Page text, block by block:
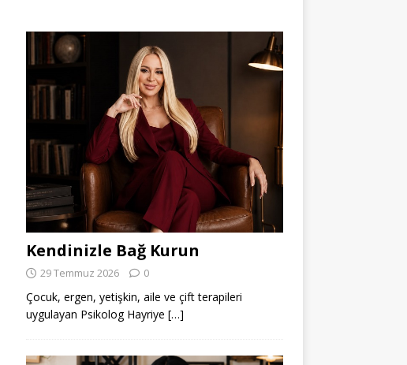
Kendinizle Bağ Kurun
29 Temmuz 2026 0
Çocuk, ergen, yetişkin, aile ve çift terapileri
uygulayan Psikolog Hayriye […]